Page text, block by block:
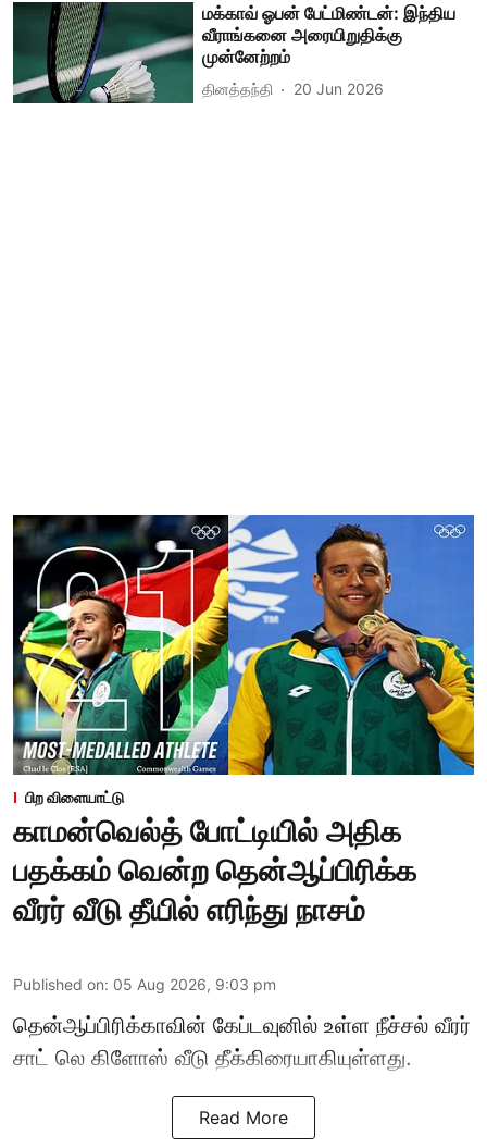
மக்காவ் ஓபன் பேட்மிண்டன்: இந்திய
வீராங்கனை அரையிறுதிக்கு
முன்னேற்றம்
தினத்தந்தி 20 Jun 2026
பிற விளையாட்டு
காமன்வெல்த் போட்டியில் அதிக
பதக்கம் வென்ற தென்ஆப்பிரிக்க
வீரர் வீடு தீயில் எரிந்து நாசம்
Published on: 05 Aug 2026, 9:03 pm
தென்ஆப்பிரிக்காவின் கேப்டவுனில் உள்ள நீச்சல் வீரர்
சாட் லெ கிளோஸ் வீடு தீக்கிரையாகியுள்ளது.
Read More